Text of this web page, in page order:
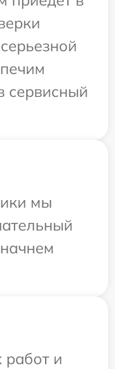
сервисный
мы
работ и